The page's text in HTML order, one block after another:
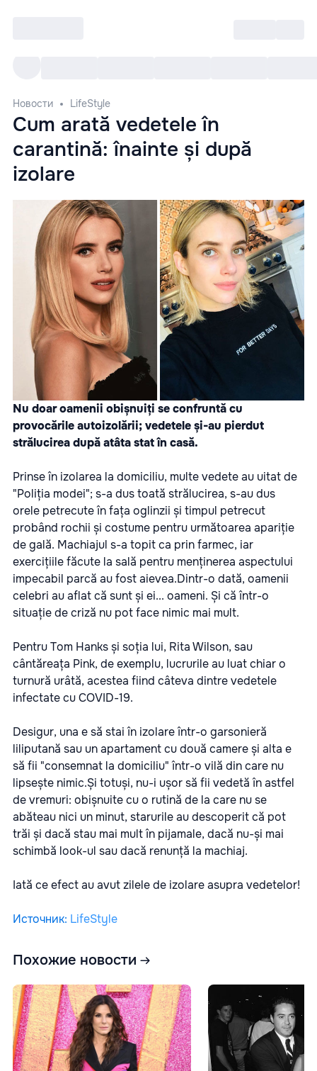
Новости LifeStyle
Cum arată vedetele în
carantină: înainte și după
izolare
Nu doar oamenii obișnuiți se confruntă cu
provocările autoizolării; vedetele și-au pierdut
strălucirea după atâta stat în casă.
Prinse în izolarea la domiciliu, multe vedete au uitat de
"Poliția modei"; s-a dus toată strălucirea, s-au dus
orele petrecute în fața oglinzii și timpul petrecut
probând rochii și costume pentru următoarea apariție
de gală. Machiajul s-a topit ca prin farmec, iar
exercițiile făcute la sală pentru menținerea aspectului
impecabil parcă au fost aievea.Dintr-o dată, oamenii
celebri au aflat că sunt și ei... oameni. Și că într-o
situație de criză nu pot face nimic mai mult.
Pentru Tom Hanks și soția lui, Rita Wilson, sau
cântăreața Pink, de exemplu, lucrurile au luat chiar o
turnură urâtă, acestea fiind câteva dintre vedetele
infectate cu COVID-19.
Desigur, una e să stai în izolare într-o garsonieră
liliputană sau un apartament cu două camere și alta e
să fii "consemnat la domiciliu" într-o vilă din care nu
lipsește nimic.Și totuși, nu-i ușor să fii vedetă în astfel
de vremuri: obișnuite cu o rutină de la care nu se
abăteau nici un minut, starurile au descoperit că pot
trăi și dacă stau mai mult în pijamale, dacă nu-și mai
schimbă look-ul sau dacă renunță la machiaj.
Iată ce efect au avut zilele de izolare asupra vedetelor!
Источник: LifeStyle
Похожие новости